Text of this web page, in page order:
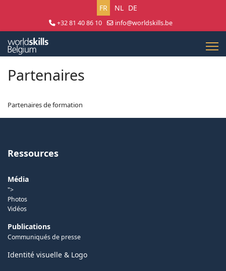
Sélectionnez votre langue
FR NL DE
+32 81 40 86 10
info@worldskills.be
Partenaires
Partenaires de formation
Ressources
Média
">
Photos
Vidéos
Publications
Communiqués de presse
Identité visuelle & Logo